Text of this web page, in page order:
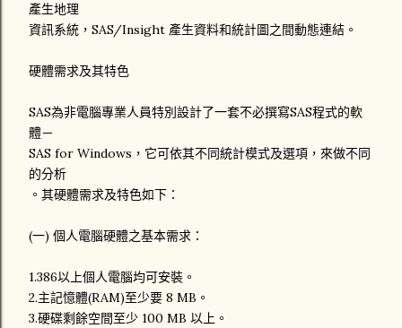
產生地理
資訊系統，SAS/Insight 產生資料和統計圖之間動態連結。
硬體需求及其特色
SAS為非電腦專業人員特別設計了一套不必撰寫SAS程式的軟
體－
SAS for Windows，它可依其不同統計模式及選項，來做不同
的分析
。其硬體需求及特色如下：
(一) 個人電腦硬體之基本需求：
1.386以上個人電腦均可安裝。
2.主記憶體(RAM)至少要 8 MB。
3.硬碟剩餘空間至少 100 MB 以上。